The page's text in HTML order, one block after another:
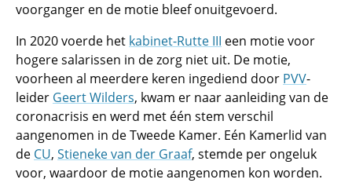
voorganger en de motie bleef onuitgevoerd.
In 2020 voerde het kabinet-Rutte III een motie voor
hogere salarissen in de zorg niet uit. De motie,
voorheen al meerdere keren ingediend door PVV-
leider Geert Wilders, kwam er naar aanleiding van de
coronacrisis en werd met één stem verschil
aangenomen in de Tweede Kamer. Eén Kamerlid van
de CU, Stieneke van der Graaf, stemde per ongeluk
voor, waardoor de motie aangenomen kon worden.